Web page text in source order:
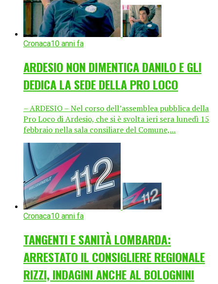
Cronaca10 anni fa
ARDESIO NON DIMENTICA DANILO E GLI
DEDICA LA SEDE DELLA PRO LOCO
– ARDESIO – Nel corso dell’assemblea pubblica della
Pro Loco di Ardesio, che si è svolta ieri sera lunedì 15
febbraio nella sala consiliare del Comune,...
Cronaca10 anni fa
TANGENTI E SANITÀ LOMBARDA:
ARRESTATO IL CONSIGLIERE REGIONALE
RIZZI, INDAGINI ANCHE AL BOLOGNINI